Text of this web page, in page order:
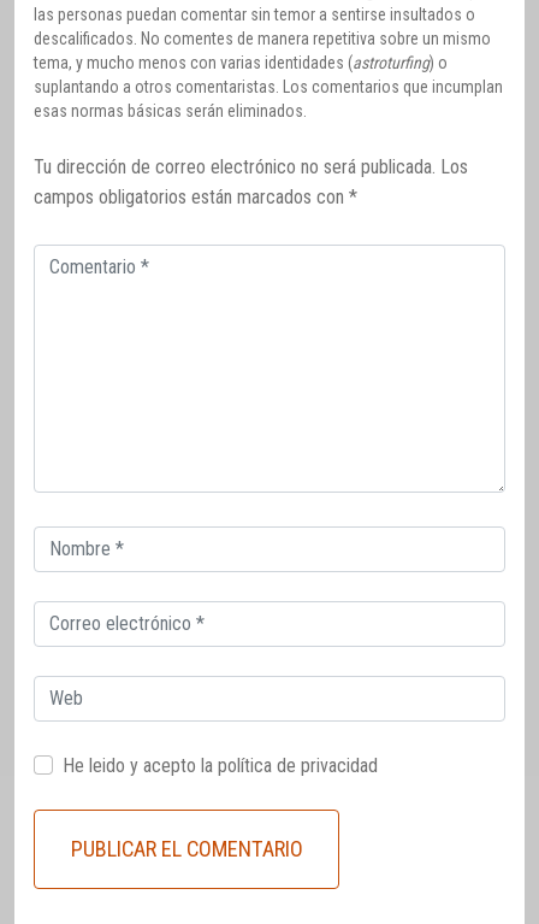
las personas puedan comentar sin temor a sentirse insultados o
descalificados. No comentes de manera repetitiva sobre un mismo
tema, y mucho menos con varias identidades (astroturfing) o
suplantando a otros comentaristas. Los comentarios que incumplan
esas normas básicas serán eliminados.
Tu dirección de correo electrónico no será publicada. Los
campos obligatorios están marcados con *
Comentario
Correo
electrónico
Correo
electrónico
Web
He leido y acepto la política de privacidad